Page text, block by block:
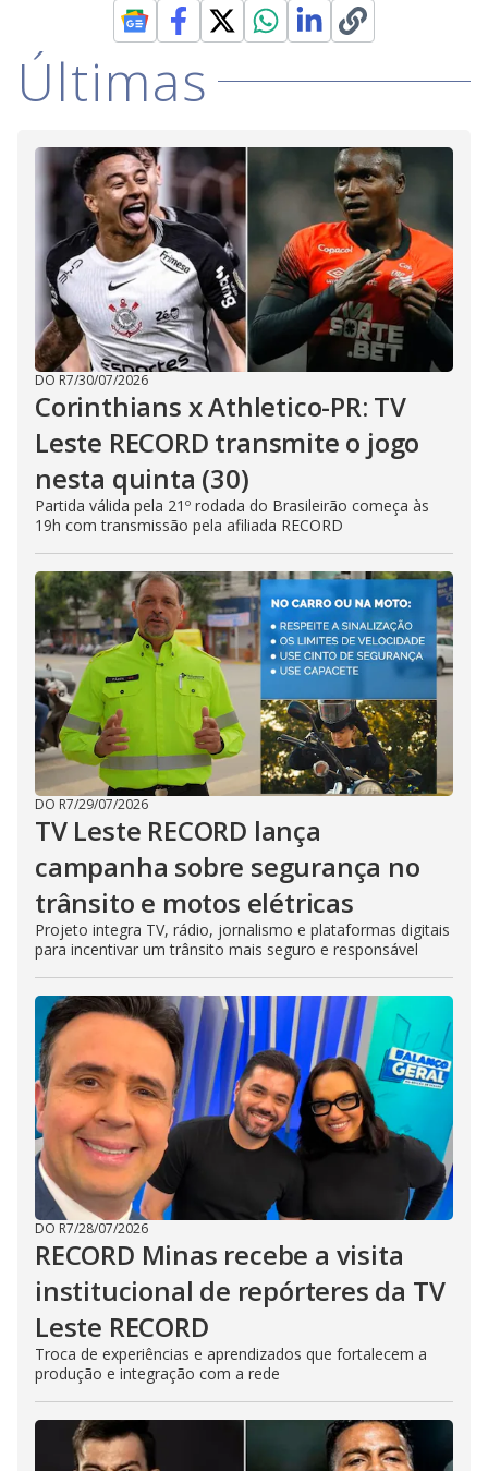
Últimas
DO R7/30/07/2026
Corinthians x Athletico-PR: TV
Leste RECORD transmite o jogo
nesta quinta (30)
Partida válida pela 21º rodada do Brasileirão começa às
19h com transmissão pela afiliada RECORD
DO R7/29/07/2026
TV Leste RECORD lança
campanha sobre segurança no
trânsito e motos elétricas
Projeto integra TV, rádio, jornalismo e plataformas digitais
para incentivar um trânsito mais seguro e responsável
DO R7/28/07/2026
RECORD Minas recebe a visita
institucional de repórteres da TV
Leste RECORD
Troca de experiências e aprendizados que fortalecem a
produção e integração com a rede